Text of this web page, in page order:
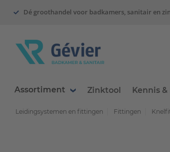
Dé groothandel voor badkamers, sanitair en
Assortiment Zinktool Kennis
Leidingsystemen en fittingen Fittingen